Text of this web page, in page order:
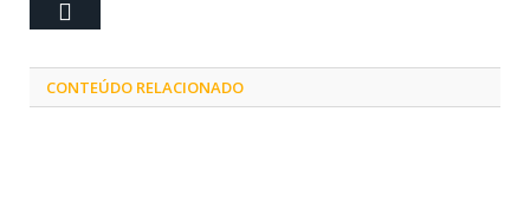
CONTEÚDO RELACIONADO